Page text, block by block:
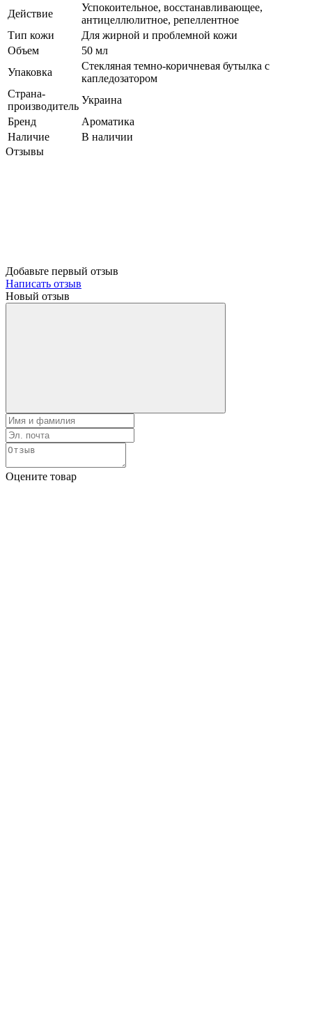
Действие
Успокоительное, восстанавливающее,
антицеллюлитное, репеллентное
Тип кожи
Для жирной и проблемной кожи
Объем
50 мл
Упаковка
Стекляная темно-коричневая бутылка с
капледозатором
Страна-
производитель
Украина
Бренд
Ароматика
Наличие
В наличии
Отзывы
Добавьте первый отзыв
Написать отзыв
Новый отзыв
Оцените товар